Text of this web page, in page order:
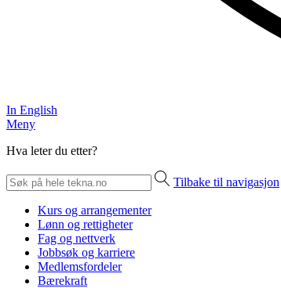
In English
Meny
Hva leter du etter?
Tilbake til navigasjon
Kurs og arrangementer
Lønn og rettigheter
Fag og nettverk
Jobbsøk og karriere
Medlemsfordeler
Bærekraft